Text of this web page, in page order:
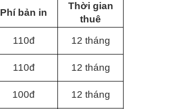
Phí bản in
Thời gian
thuê
110đ 12 tháng
110đ 12 tháng
100đ
12 tháng